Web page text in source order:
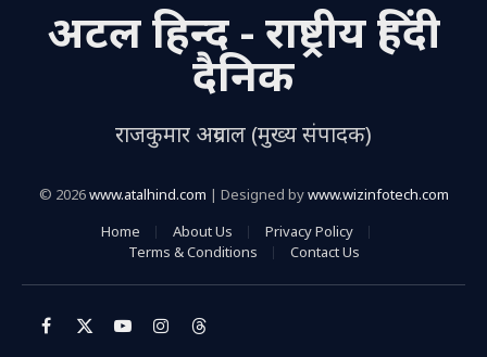
p
p
o
o
n
अटल हिन्द - राष्ट्रीय हिंदी
दैनिक
राजकुमार अग्रवाल (मुख्य संपादक)
© 2026www.atalhind.com | Designed bywww.wizinfotech.com
Home
About Us
Privacy Policy
Terms & Conditions
Contact Us
Facebook
X
YouTubeInstagramThreads